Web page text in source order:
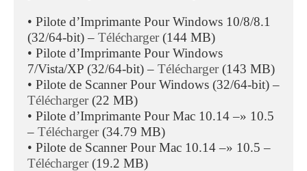
• Pilote d’Imprimante Pour Windows 10/8/8.1
(32/64-bit) – Télécharger(144 MB)
• Pilote d’Imprimante Pour Windows
7/Vista/XP (32/64-bit) – Télécharger(143 MB)
• Pilote de Scanner Pour Windows (32/64-bit) –
Télécharger(22 MB)
• Pilote d’Imprimante Pour Mac 10.14 –» 10.5
– Télécharger(34.79 MB)
• Pilote de Scanner Pour Mac 10.14 –» 10.5 –
Télécharger(19.2 MB)